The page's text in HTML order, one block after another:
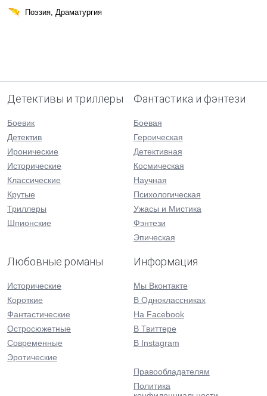
Поэзия, Драматургия
Детективы и триллеры
Боевик
Детектив
Иронические
Исторические
Классические
Крутые
Триллеры
Шпионские
Фантастика и фэнтези
Боевая
Героическая
Детективная
Космическая
Научная
Психологическая
Ужасы и Мистика
Фэнтези
Эпическая
Любовные романы
Исторические
Короткие
Фантастические
Остросюжетные
Современные
Эротические
Информация
Мы Вконтакте
В Одноклассниках
На Facebook
В Твиттере
В Instagram
Правообладателям
Политика